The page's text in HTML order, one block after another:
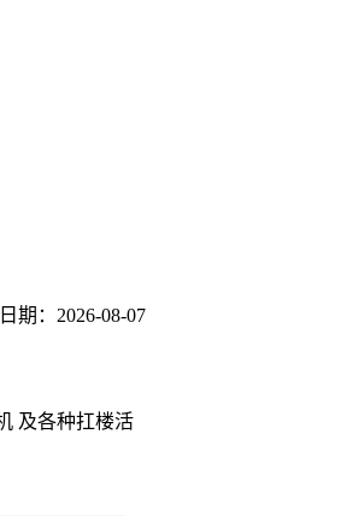
期：2026-08-07
及各种扛楼活